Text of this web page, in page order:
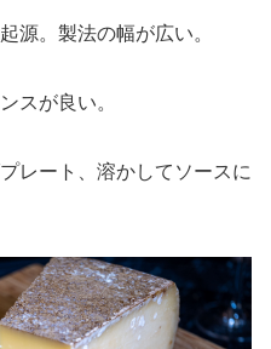
源。製法の幅が広い。
スが良い。
レート、溶かしてソースに